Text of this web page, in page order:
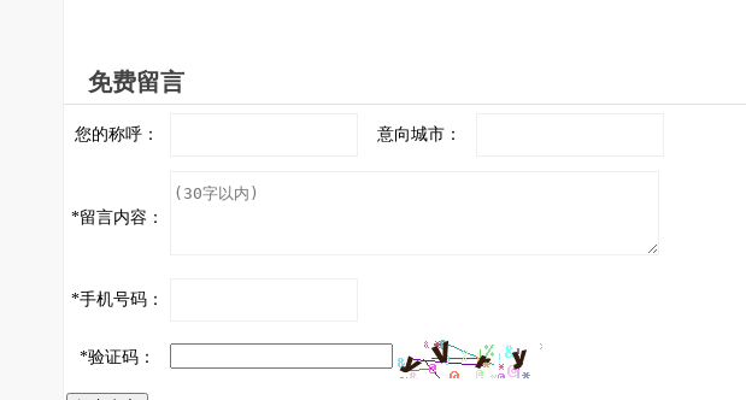
免费留言
您的称呼： 意向城市：
*留言内容：
*手机号码：
*验证码：